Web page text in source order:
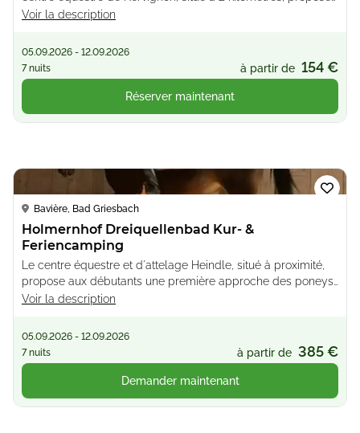
des cours d'équitation, de voltige et de saut d'obstacles
Voir la description
05.09.2026 - 12.09.2026
7 nuits
à partir de 154 €
Réserver maintenant
Loading...
Bavière, Bad Griesbach
Holmernhof Dreiquellenbad Kur- &
Feriencamping
Le centre équestre et d'attelage Heindle, situé à proximité,
propose aux débutants une première approche des poneys
ou des chevaux, des cours d'équitation, le pansage, le
Voir la description
05.09.2026 - 12.09.2026
7 nuits
à partir de 385 €
Demander maintenant